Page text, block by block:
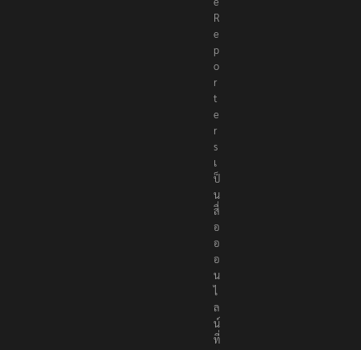
T
h
e
R
e
p
o
r
t
e
r
s
เ
ป็
น
สื่
อ
อ
อ
น
ไ
ล